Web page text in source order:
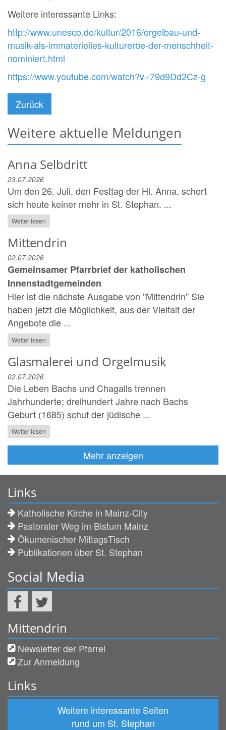
Weitere interessante Links:
http://www.unesco.de/kultur/2016/orgelbau-und-
musik-als-immaterielles-kulturerbe-der-menschheit-
nominiert.html
https://www.youtube.com/watch?v=79d9Dd2Cz-g
Zurück
Weitere aktuelle Meldungen
Anna Selbdritt
23.07.2026
Um den 26. Juli, den Festtag der Hl. Anna, schert
sich heute keiner mehr in St. Stephan. ...
Weiter lesen
Mittendrin
02.07.2026
Gemeinsamer Pfarrbrief der katholischen
Innenstadtgemeinden
Hier ist die nächste Ausgabe von "Mittendrin" Sie
haben jetzt die Möglichkeit, aus der Vielfalt der
Angebote die ...
Weiter lesen
Glasmalerei und Orgelmusik
02.07.2026
Die Leben Bachs und Chagalls trennen
Jahrhunderte; dreihundert Jahre nach Bachs
Geburt (1685) schuf der jüdische ...
Weiter lesen
Mehr anzeigen
Links
Katholische Kirche in Mainz-City
Pastoraler Weg im Bistum Mainz
Ökumenischer MittagsTisch
Publikationen über St. Stephan
Social Media
Mittendrin
Newsletter der Pfarrei
Zur Anmeldung
Links
Weitere interessante Seiten
rund um St. Stephan